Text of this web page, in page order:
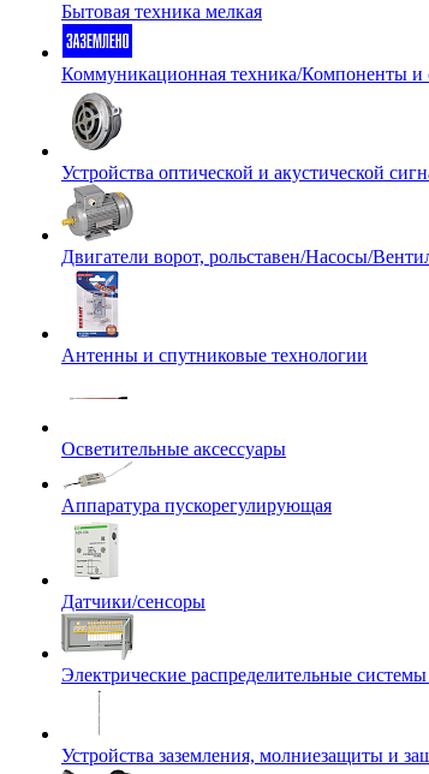
Бытовая техника мелкая
Коммуникационная техника/Компоненты и
Устройства оптической и акустической
Двигатели ворот, рольставен/Насосы/
Антенны и спутниковые технологии
Осветительные аксессуары
Аппаратура пускорегулирующая
Датчики/сенсоры
Электрические распределительные
Устройства заземления, молниезащиты и